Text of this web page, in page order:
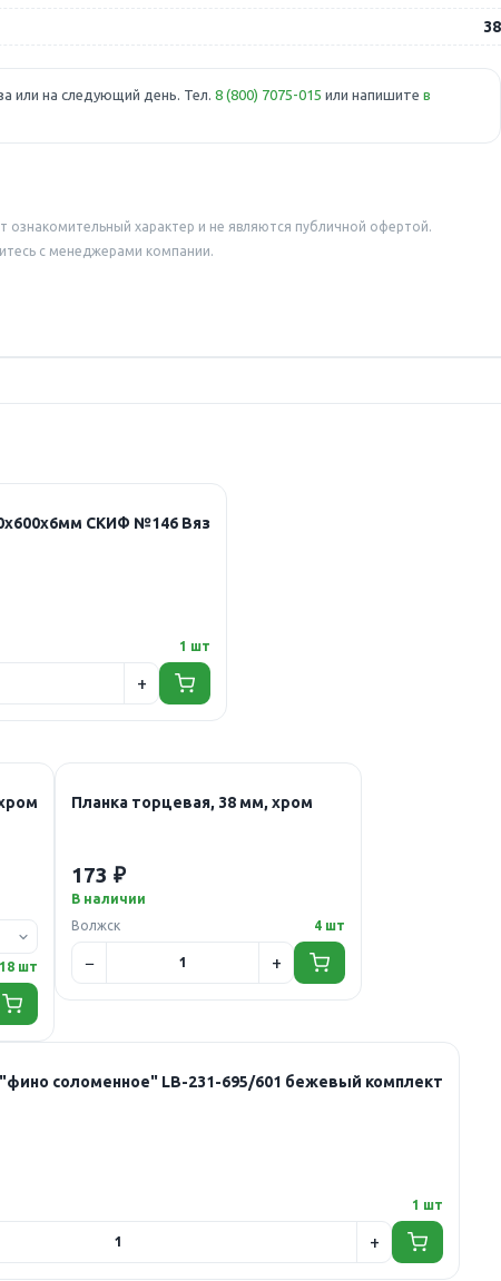
38
или на следующий день. Тел.8 (800) 7075-015 или напишитев
ознакомительный характер и не являются публичной офертой.
с менеджерами компании.
СКИФ №146 Вяз
1 шт
18 шт
Планка торцевая, 38 мм, хром
173 ₽
В наличии
Волжск
4 шт
соломенное" LB-231-695/601 бежевый комплект
1 шт